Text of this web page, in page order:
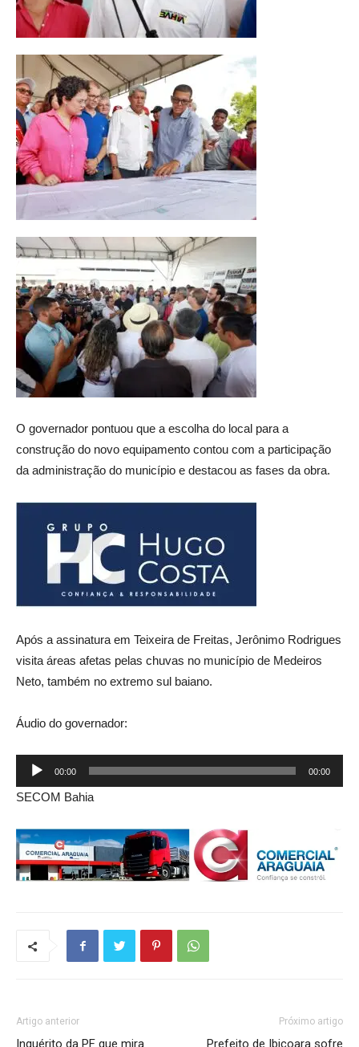
O governador pontuou que a escolha do local para a
construção do novo equipamento contou com a participação
da administração do município e destacou as fases da obra.
Após a assinatura em Teixeira de Freitas, Jerônimo Rodrigues
visita áreas afetas pelas chuvas no município de Medeiros
Neto, também no extremo sul baiano.
Áudio do governador:
Tocador
de
áudio
00:00 00:00
SECOM Bahia
Artigo anterior
Inquérito da PF que mira
Próximo artigo
Prefeito de Ibicoara sofre